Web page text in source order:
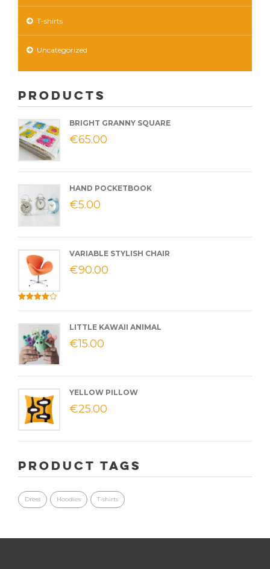
T-shirts
Uncategorized
Products
BRIGHT GRANNY SQUARE
€65.00
HAND POCKETBOOK
€5.00
de 5
VARIABLE STYLISH CHAIR
€90.00
LITTLE KAWAII ANIMAL
€15.00
YELLOW PILLOW
€25.00
Product Tags
Dress Hoodies T-shirts